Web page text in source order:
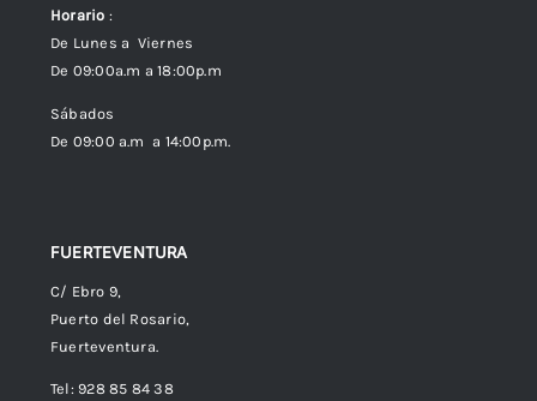
Horario :
De Lunes a Viernes
De 09:00a.m a 18:00p.m
Sábados
De 09:00 a.m a 14:00p.m.
FUERTEVENTURA
C/ Ebro 9,
Puerto del Rosario,
Fuerteventura.
Tel: 928 85 84 38
Política de Privacidad